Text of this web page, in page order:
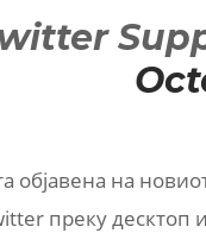
објавена на
преку